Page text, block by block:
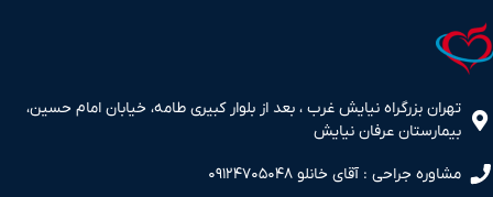
بزرگراه نیایش غرب ، بعد از بلوار کبیری طامه، خیابان امام حسین،
عرفان نیایش
جراحی : آقای خانلو ۰۹۱۲۴۷۰۵۰۴۸